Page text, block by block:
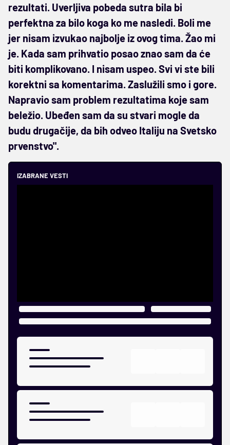
rezultati. Uverljiva pobeda sutra bila bi
perfektna za bilo koga ko me nasledi. Boli me
jer nisam izvukao najbolje iz ovog tima. Žao mi
je. Kada sam prihvatio posao znao sam da će
biti komplikovano. I nisam uspeo. Svi vi ste bili
korektni sa komentarima. Zaslužili smo i gore.
Napravio sam problem rezultatima koje sam
beležio. Ubeđen sam da su stvari mogle da
budu drugačije, da bih odveo Italiju na Svetsko
prvenstvo".
IZABRANE VESTI